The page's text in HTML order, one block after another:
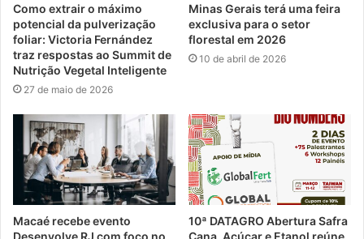
Como extrair o máximo
potencial da pulverização
foliar: Victoria Fernández
traz respostas ao Summit de
Nutrição Vegetal Inteligente
27 de maio de 2026
Minas Gerais terá uma feira
exclusiva para o setor
florestal em 2026
10 de abril de 2026
Macaé recebe evento
10ª DATAGRO Abertura Safra